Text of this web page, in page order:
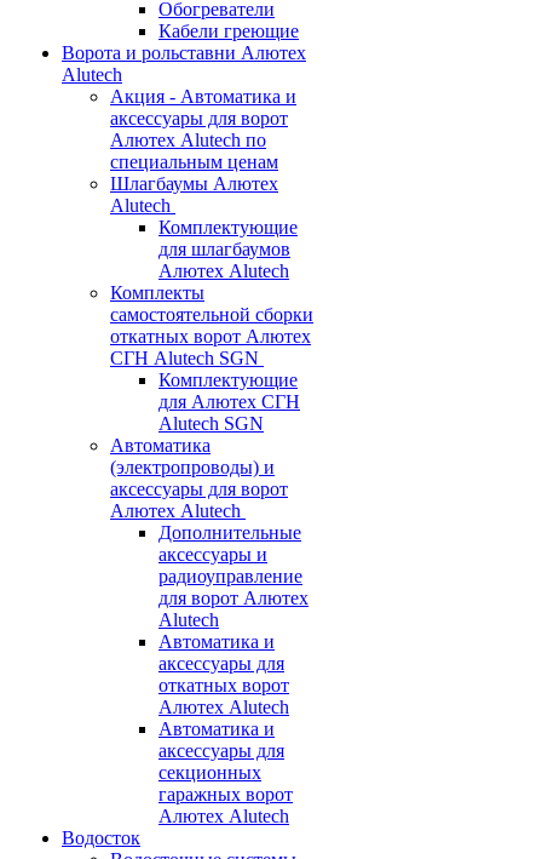
Обогреватели
Кабели греющие
Ворота и рольставни Алютех
Alutech
Акция - Автоматика и
аксессуары для ворот
Алютех Alutech по
специальным ценам
Шлагбаумы Алютех
Alutech
Комплектующие
для шлагбаумов
Алютех Alutech
Комплекты
самостоятельной сборки
откатных ворот Алютех
СГН Alutech SGN
Комплектующие
для Алютех СГН
Alutech SGN
Автоматика
(электропроводы) и
аксессуары для ворот
Алютех Alutech
Дополнительные
аксессуары и
радиоуправление
для ворот Алютех
Alutech
Автоматика и
аксессуары для
откатных ворот
Алютех Alutech
Автоматика и
аксессуары для
секционных
гаражных ворот
Алютех Alutech
Водосток